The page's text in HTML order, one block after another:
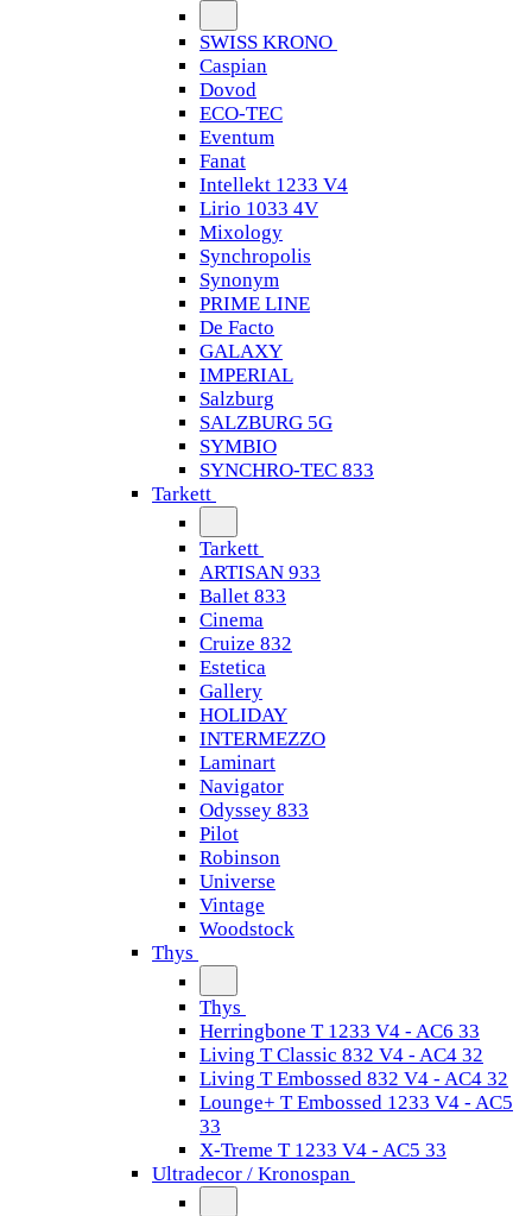
SWISS KRONO
Caspian
Dovod
ECO-TEC
Eventum
Fanat
Intellekt 1233 V4
Lirio 1033 4V
Mixology
Synchropolis
Synonym
PRIME LINE
De Facto
GALAXY
IMPERIAL
Salzburg
SALZBURG 5G
SYMBIO
SYNCHRO-TEC 833
Tarkett
Tarkett
ARTISAN 933
Ballet 833
Cinema
Cruize 832
Estetica
Gallery
HOLIDAY
INTERMEZZO
Laminart
Navigator
Odyssey 833
Pilot
Robinson
Universe
Vintage
Woodstock
Thys
Thys
Herringbone T 1233 V4 - AC6 33
Living T Classic 832 V4 - AC4 32
Living T Embossed 832 V4 - AC4 32
Lounge+ T Embossed 1233 V4 - AC5
33
X-Treme T 1233 V4 - AC5 33
Ultradecor / Kronospan